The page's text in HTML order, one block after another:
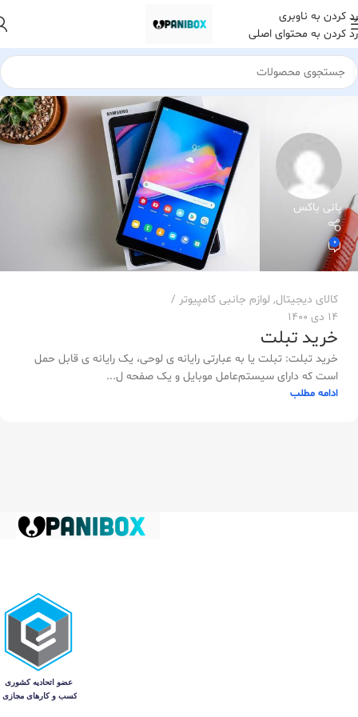
رد کردن به ناوبری
رد کردن به محتوای اصلی
پانی باکس
0
کالای دیجیتال, لوازم جانبی کامپیوتر
14 دی 1400
خرید تبلت
خرید تبلت: تبلت یا به عبارتی رایانه ی لوحی، یک رایانه ی قابل حمل
است که دارای سیستم‌عامل موبایل و یک صفحه ل...
ادامه مطلب